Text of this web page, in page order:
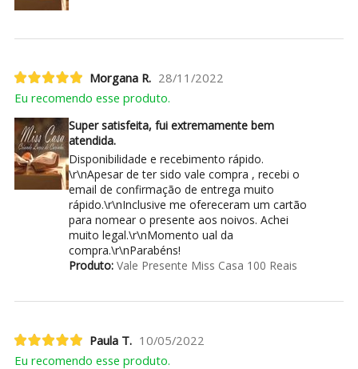
Morgana R. 28/11/2022
Eu recomendo esse produto.
Super satisfeita, fui extremamente bem
atendida.
Disponibilidade e recebimento rápido.
\r\nApesar de ter sido vale compra , recebi o
email de confirmação de entrega muito
rápido.\r\nInclusive me ofereceram um cartão
para nomear o presente aos noivos. Achei
muito legal.\r\nMomento ual da
compra.\r\nParabéns!
Produto:Vale Presente Miss Casa 100 Reais
Paula T. 10/05/2022
Eu recomendo esse produto.